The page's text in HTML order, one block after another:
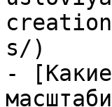
s/)
- [Какие